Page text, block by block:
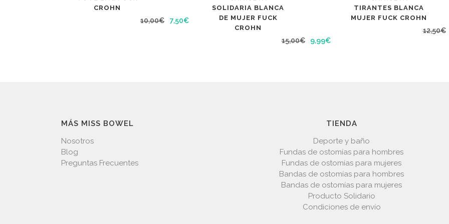
CROHN
10,00€
El
7,50€
El
SOLIDARIA BLANCA
DE MUJER FUCK
CROHN
15,00€
El
9,99€
El
TIRANTES BLANCA
MUJER FUCK CROHN
12,50€
MÁS MISS BOWEL
Nosotros
Blog
Preguntas Frecuentes
TIENDA
Deporte y baño
Fundas de ostomías para hombres
Fundas de ostomías para mujeres
Bandas de ostomías para hombres
Bandas de ostomías para mujeres
Producto Solidario
Condiciones de envío